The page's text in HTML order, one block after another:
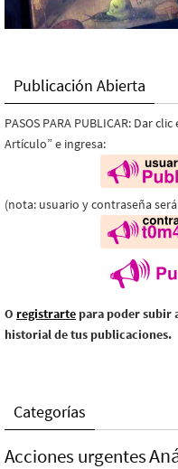
Publicación Abierta
PASOS PARA PUBLICAR: Dar
Artículo” e ingresa:
(nota: usuario y contraseña
O registrarte para poder subir
historial de tus publicaciones.
Categorías
Acciones urgentes